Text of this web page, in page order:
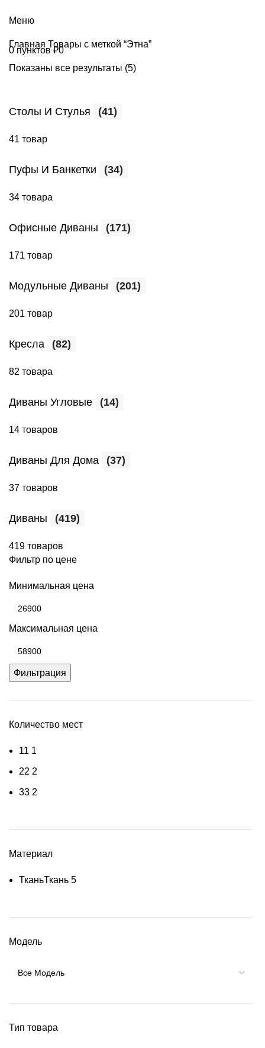
Меню
0пунктов ₽0
Главная Товары с меткой “Этна”
Показаны все результаты (5)
Столы И Стулья (41)
41 товар
Пуфы И Банкетки (34)
34 товара
Офисные Диваны (171)
171 товар
Модульные Диваны (201)
201 товар
Кресла (82)
82 товара
Диваны Угловые (14)
14 товаров
Диваны Для Дома (37)
37 товаров
Диваны (419)
419 товаров
Фильтр по цене
Минимальная цена
Максимальная цена
Фильтрация
Количество мест
11 1
22 2
33 2
Материал
ТканьТкань 5
Модель
Тип товара